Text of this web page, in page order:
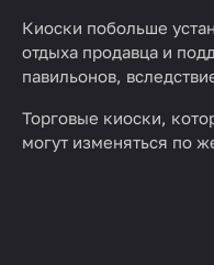
Киоски побольше
отдыха продавца и
павильонов,
Торговые киоски,
могут изменяться по